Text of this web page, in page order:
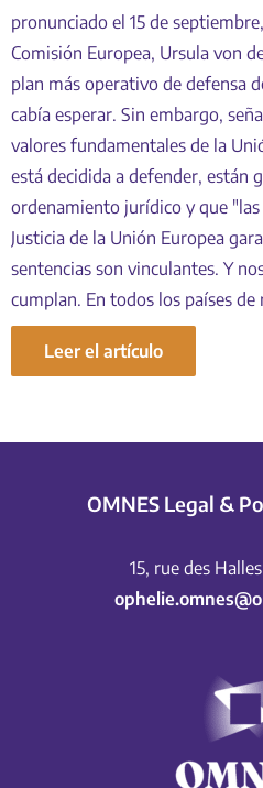
pronunciado el 15 de
Comisión Europea, Ursula von
plan más operativo de defensa
cabía esperar. Sin embargo,
valores fundamentales de la
está decidida a defender, están
ordenamiento jurídico y que
Justicia de la Unión Europea
sentencias son vinculantes. Y
cumplan. En todos los países de
Leer el artículo
OMNES Legal &
15, rue des